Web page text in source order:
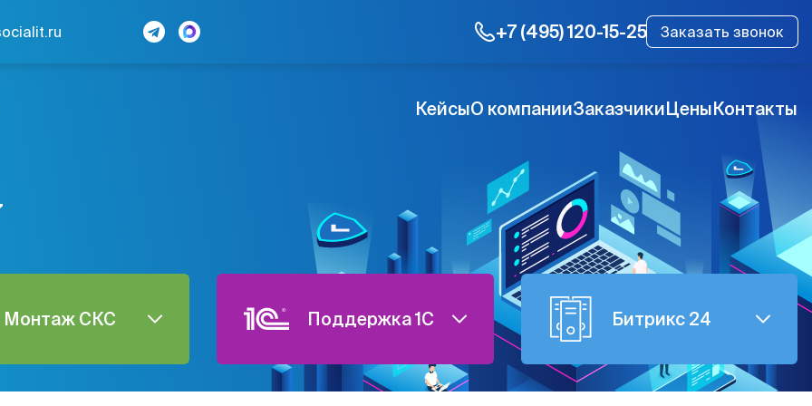
+7 (495) 120-15-25 Заказать звонок
КейсыО компанииЗаказчикиЦеныКонтакты
Монтаж СКС Поддержка 1C Битрикс 24